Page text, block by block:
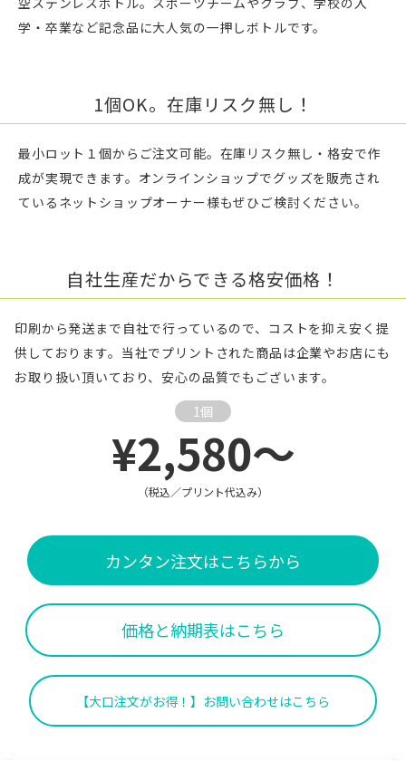
学・卒業など記念品に大人気の一押しボトルです。
1個OK。在庫リスク無し！
最小ロット１個からご注文可能。在庫リスク無し・格安で作
成が実現できます。オンラインショップでグッズを販売され
ているネットショップオーナー様もぜひご検討ください。
自社生産だからできる格安価格！
印刷から発送まで自社で行っているので、コストを抑え安く提
供しております。当社でプリントされた商品は企業やお店にも
お取り扱い頂いており、安心の品質でもございます。
1個
¥2,580～
（税込／プリント代込み）
カンタン注文はこちらから
価格と納期表はこちら
【大口注文がお得！】お問い合わせはこちら